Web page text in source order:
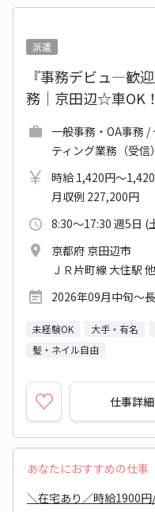
派遣
『事務デビュ―歓
務│京田辺☆車OK！
一般事務・OA事務
ティング業務（受信）
時給 1,420円～
月収例 227,200円
8:30～17:30 週5日 (
京都府 京田辺市
ＪＲ片町線 大住駅 他
2026年09月中旬～
未経験OK 大手・有名
髪・ネイル自由
仕事詳細
あなたにおすすめの仕事
＼在宅あり／時給1900